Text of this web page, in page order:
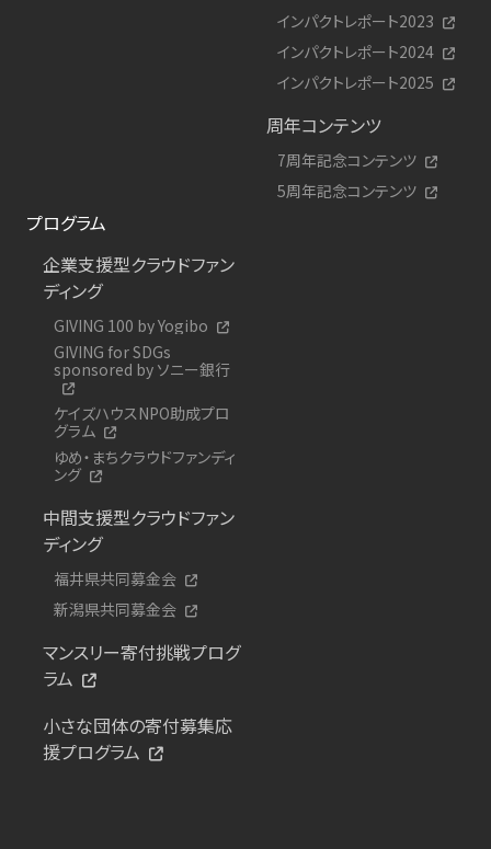
インパクトレポート2023
インパクトレポート2024
インパクトレポート2025
周年コンテンツ
7周年記念コンテンツ
5周年記念コンテンツ
プログラム
企業支援型クラウドファン
ディング
GIVING 100 by Yogibo
GIVING for SDGs
sponsored by ソニー銀行
ケイズハウスNPO助成プロ
グラム
ゆめ・まちクラウドファンディ
ング
中間支援型クラウドファン
ディング
福井県共同募金会
新潟県共同募金会
マンスリー寄付挑戦プログ
ラム
小さな団体の寄付募集応
援プログラム